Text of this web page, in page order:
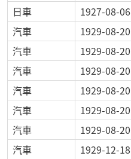
日車
1927-08-06
汽車
1929-08-20
汽車
1929-08-20
汽車
1929-08-20
汽車
1929-08-20
汽車
1929-08-20
汽車
1929-08-20
汽車
1929-12-18